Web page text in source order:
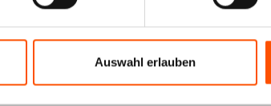
Auswahl erlauben